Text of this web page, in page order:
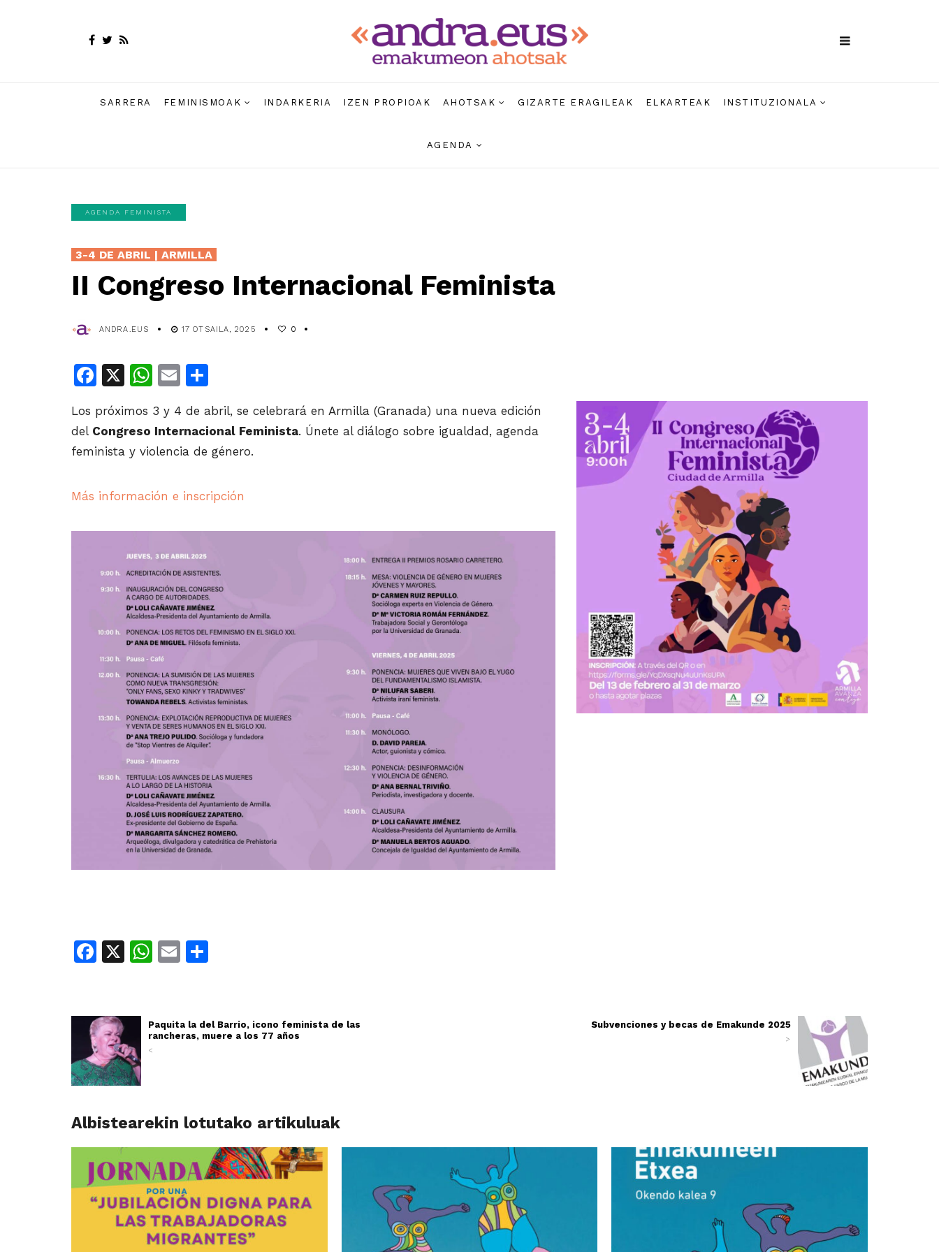
SARRERA FEMINISMOAK INDARKERIA IZEN PROPIOAK AHOTSAK GIZARTE ERAGILEAK ELKARTEAK INSTITUZIONALA
AGENDA
AGENDA FEMINISTA
3-4 DE ABRIL | ARMILLA
II Congreso Internacional Feminista
ANDRA.EUS 17 OTSAILA, 2025 0
Facebook
X WhatsApp
Email
Los próximos 3 y 4 de abril, se celebrará en Armilla (Granada) una nueva edición
del Congreso Internacional Feminista. Únete al diálogo sobre igualdad, agenda
feminista y violencia de género.
Más información e inscripción
Facebook
X WhatsApp
Email
Paquita la del Barrio, icono feminista de las
rancheras, muere a los 77 años
<
Subvenciones y becas de Emakunde 2025
>
Albistearekin lotutako artikuluak